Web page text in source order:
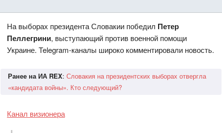
На выборах президента Словакии победил Петер
Пеллегрини, выступающий против военной помощи
Украине. Telegram-каналы широко комментировали новость.
Ранее на ИА REX: Словакия на президентских выборах отвергла
«кандидата войны». Кто следующий?
Канал визионера